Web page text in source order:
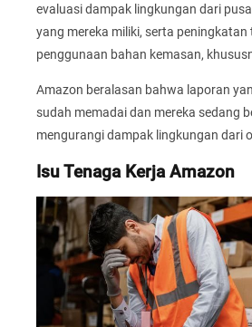
evaluasi dampak lingkungan dari
yang mereka miliki, serta
penggunaan bahan kemasan,
Amazon beralasan bahwa laporan
sudah memadai dan mereka sedang
mengurangi dampak lingkungan dari
Isu Tenaga Kerja Amazon